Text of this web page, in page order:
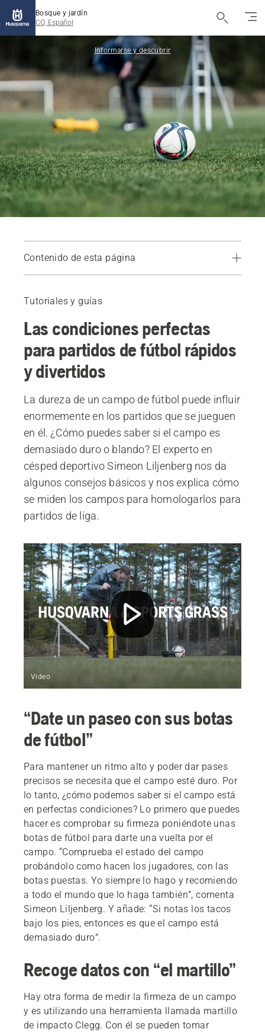
Bosque y jardín
CO, Español
Informarse y descubrir
Contenido de esta página
Acerca de Simeon Lilienberg
Tutoriales y guías
Las condiciones perfectas
para partidos de fútbol rápidos
y divertidos
La dureza de un campo de fútbol puede influir
enormemente en los partidos que se jueguen
en él. ¿Cómo puedes saber si el campo es
demasiado duro o blando? El experto en
césped deportivo Simeon Liljenberg nos da
algunos consejos básicos y nos explica cómo
se miden los campos para homologarlos para
partidos de liga.
Video
“Date un paseo con sus botas
de fútbol”
Para mantener un ritmo alto y poder dar pases
precisos se necesita que el campo esté duro. Por
lo tanto, ¿cómo podemos saber si el campo está
en perfectas condiciones? Lo primero que puedes
hacer es comprobar su firmeza poniéndote unas
botas de fútbol para darte una vuelta por el
campo. “Comprueba el estado del campo
probándolo como hacen los jugadores, con las
botas puestas. Yo siempre lo hago y recomiendo
a todo el mundo que lo haga también”, comenta
Simeon Liljenberg. Y añade: “Si notas los tacos
bajo los pies, entonces es que el campo está
demasiado duro”.
Recoge datos con “el martillo”
Hay otra forma de medir la firmeza de un campo
y es utilizando una herramienta llamada martillo
de impacto Clegg. Con él se pueden tomar